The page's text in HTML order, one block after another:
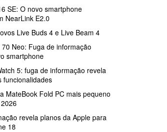
SE: O novo smartphone
NearLink E2.0
Live Buds 4 e Live Beam 4
Neo: Fuga de informação
smartphone
5: fuga de informação revela
funcionalidades
MateBook Fold PC mais pequeno
revela planos da Apple para
18